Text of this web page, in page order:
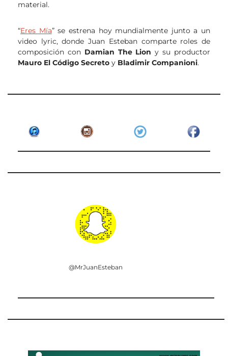
material.
“Eres Mía” se estrena hoy mundialmente junto a un
video lyric, donde Juan Esteban comparte roles de
composición con Damian The Lion y su productor
Mauro El Código Secreto y Bladimir Companioni.
@MrJuanEsteban